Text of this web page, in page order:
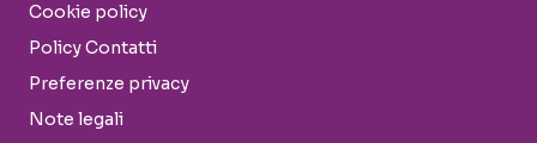
Cookie policy
Policy Contatti
Preferenze privacy
Note legali